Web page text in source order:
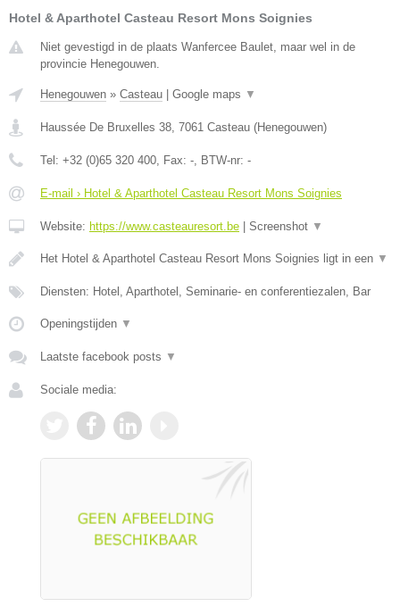
Hotel & Aparthotel Casteau Resort Mons Soignies
Niet gevestigd in de plaats Wanfercee Baulet, maar wel in de
provincie Henegouwen.
Henegouwen » Casteau Google maps ▼
Haussée De Bruxelles 38, 7061 Casteau (Henegouwen)
Tel: +32 (0)65 320 400, Fax: -, BTW-nr: -
E-mail › Hotel & Aparthotel Casteau Resort Mons Soignies
Website: https://www.casteauresort.be Screenshot ▼
Het Hotel & Aparthotel Casteau Resort Mons Soignies ligt in een ▼
Diensten: Hotel, Aparthotel, Seminarie- en conferentiezalen, Bar
Openingstijden ▼
Laatste facebook posts ▼
Sociale media: